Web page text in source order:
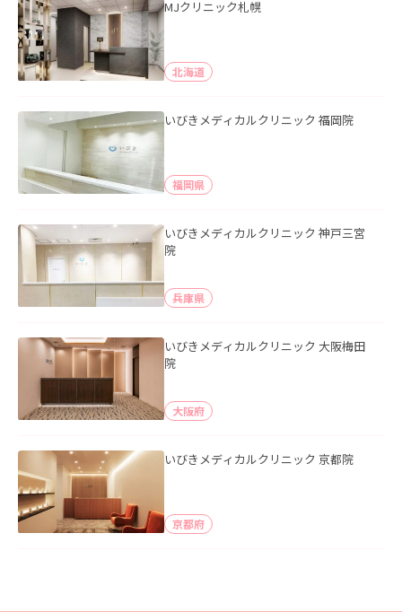
MJクリニック札幌
北海道
いびきメディカルクリニック 福岡院
福岡県
いびきメディカルクリニック 神戸三宮
院
兵庫県
いびきメディカルクリニック 大阪梅田
院
大阪府
いびきメディカルクリニック 京都院
京都府